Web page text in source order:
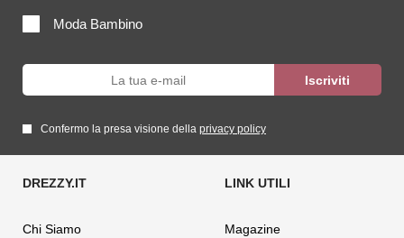
Moda Bambino
Confermo la presa visione della privacy policy
Chi Siamo Magazine